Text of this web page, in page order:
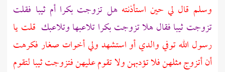
وسلم قال لي حين استأذنتههل تزوجت بكرا أم ثيبا فقلت
تزوجت ثيبا فقال هلا تزوجت بكرا تلاعبها وتلاعبك قلت يا
رسول الله توفي والدي أو استشهد ولي أخوات صغار فكرهت
أن أتزوج مثلهن فلا تؤدبهن ولا تقوم عليهن فتزوجت ثيبا لتقوم